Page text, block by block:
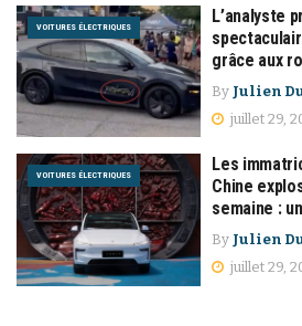
VOITURES ÉLECTRIQUES
L’analyste
grâce aux
By Julien
juillet 29,
VOITURES ÉLECTRIQUES
Les
Chine
semaine :
By Julien
juillet 29,